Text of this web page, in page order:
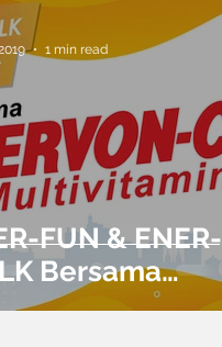
FUN & ENER-
Bersama
C
1 min read